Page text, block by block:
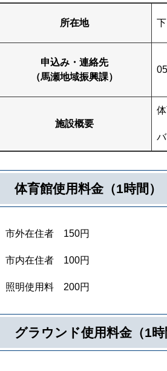
所在地
申込み・連絡先
（馬瀬地域振興課）
施設概要
体育館使用料金（1時間）
市外在住者 150円
市内在住者 100円
照明使用料 200円
グラウンド使用料金（1時